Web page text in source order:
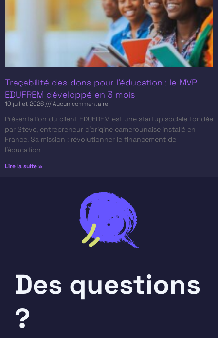
Traçabilité des dons pour l’éducation : le MVP
EDUFREM développé en 3 mois
10 juillet 2026 Aucun commentaire
Présentation du client​ EDUFREM est une startup sociale fondée
par Steve, entrepreneur d’origine camerounaise installé en
France. Sa mission : révolutionner le financement de
l’éducation
Lire la suite »
Des questions
?